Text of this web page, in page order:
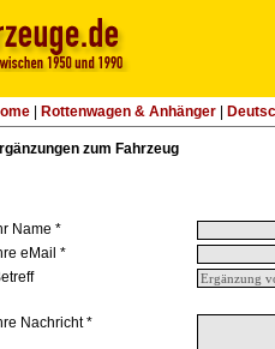
Rottenwagen & Anhänger
zum Fahrzeug
Name *
eMail *
Nachricht *